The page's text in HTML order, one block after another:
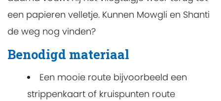
een papieren velletje. Kunnen Mowgli en Shanti
de weg nog vinden?
Benodigd materiaal
Een mooie route bijvoorbeeld een
strippenkaart of kruispunten route